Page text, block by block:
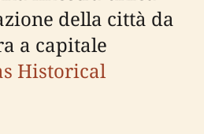
della città da
a capitale
Historical